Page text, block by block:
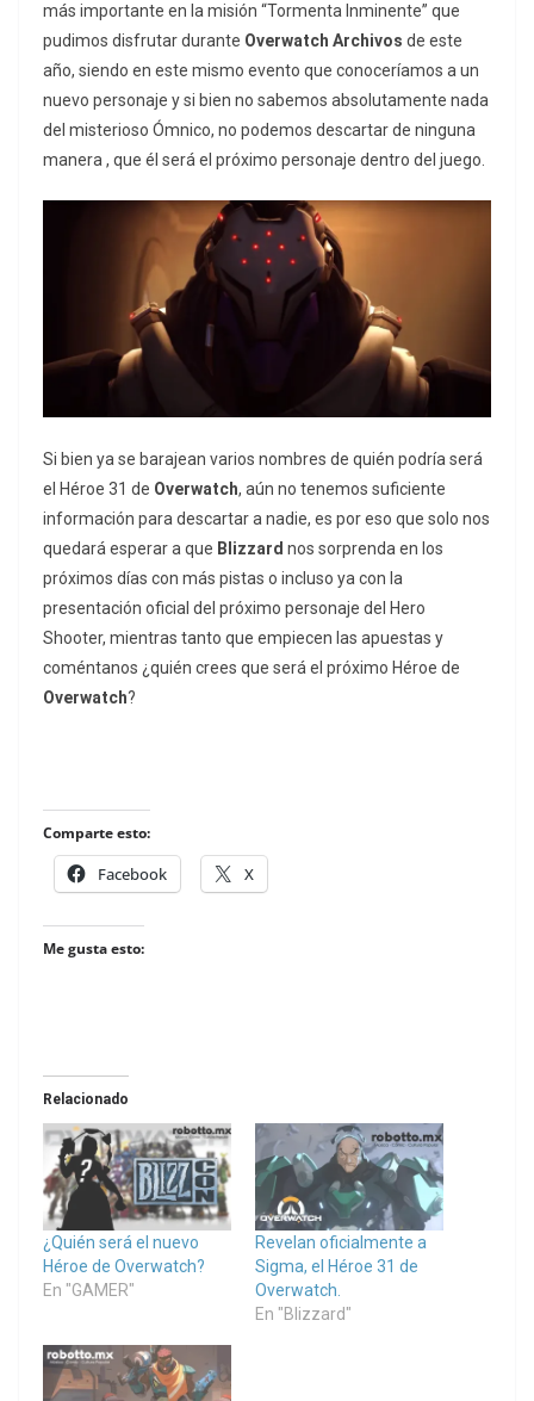
más importante en la misión “Tormenta Inminente” que
pudimos disfrutar durante Overwatch Archivos de este
año, siendo en este mismo evento que conoceríamos a un
nuevo personaje y si bien no sabemos absolutamente nada
del misterioso Ómnico, no podemos descartar de ninguna
manera , que él será el próximo personaje dentro del juego.
Si bien ya se barajean varios nombres de quién podría será
el Héroe 31 de Overwatch, aún no tenemos suficiente
información para descartar a nadie, es por eso que solo nos
quedará esperar a que Blizzard nos sorprenda en los
próximos días con más pistas o incluso ya con la
presentación oficial del próximo personaje del Hero
Shooter, mientras tanto que empiecen las apuestas y
coméntanos ¿quién crees que será el próximo Héroe de
Overwatch?
Comparte esto:
Facebook X
Me gusta esto:
Relacionado
¿Quién será el nuevo
Héroe de Overwatch?
En "GAMER"
Revelan oficialmente a
Sigma, el Héroe 31 de
Overwatch.
En "Blizzard"